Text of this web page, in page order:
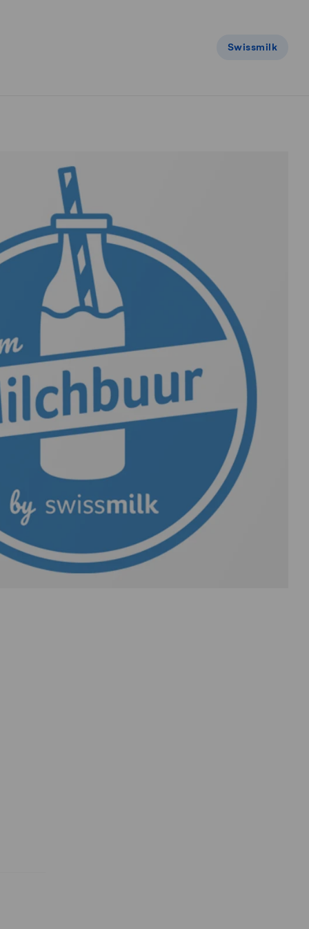
Swissmilk